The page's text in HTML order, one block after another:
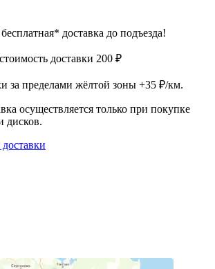
* доставка до подъезда!
доставки 200 ₽
за пределами жёлтой зоны +35 ₽/км.
осуществляется только при покупке
дисков.